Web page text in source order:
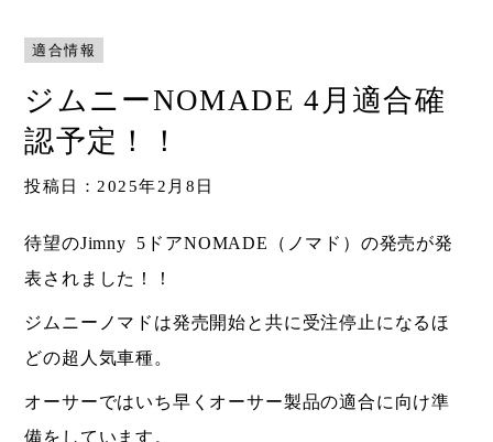
Compatibility
Contact
適合情報
ジムニーNOMADE 4月適合確
認予定！！
投稿日：2025年2月8日
待望のJimny 5ドアNOMADE（ノマド）の発売が発
表されました！！
ジムニーノマドは発売開始と共に受注停止になるほ
どの超人気車種。
オーサーではいち早くオーサー製品の適合に向け準
備をしています。